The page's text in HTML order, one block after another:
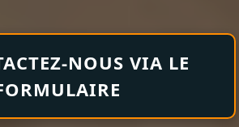
NOUS VIA LE